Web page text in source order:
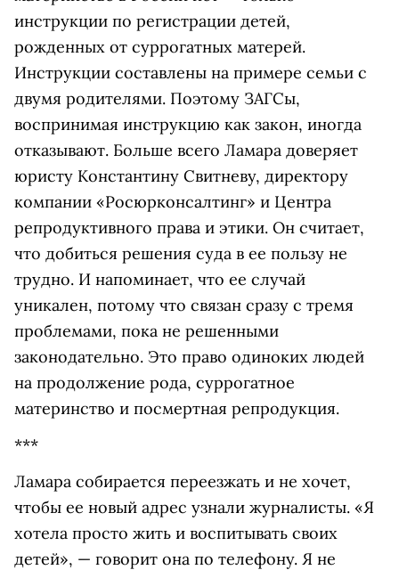
инструкции по регистрации детей,
рожденных от суррогатных матерей.
Инструкции составлены на примере семьи с
двумя родителями. Поэтому ЗАГСы,
воспринимая инструкцию как закон, иногда
отказывают. Больше всего Ламара доверяет
юристу Константину Свитневу, директору
компании «Росюрконсалтинг» и Центра
репродуктивного права и этики. Он считает,
что добиться решения суда в ее пользу не
трудно. И напоминает, что ее случай
уникален, потому что связан сразу с тремя
проблемами, пока не решенными
законодательно. Это право одиноких людей
на продолжение рода, суррогатное
материнство и посмертная репродукция.
***
Ламара собирается переезжать и не хочет,
чтобы ее новый адрес узнали журналисты. «Я
хотела просто жить и воспитывать своих
детей», — говорит она по телефону. Я не